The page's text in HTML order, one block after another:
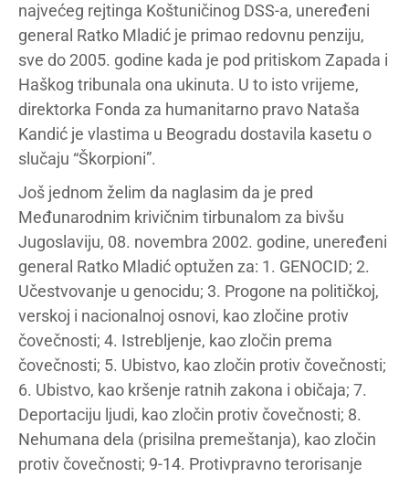
najvećeg rejtinga Koštuničinog DSS-a, uneređeni
general Ratko Mladić je primao redovnu penziju,
sve do 2005. godine kada je pod pritiskom Zapada i
Haškog tribunala ona ukinuta. U to isto vrijeme,
direktorka Fonda za humanitarno pravo Nataša
Kandić je vlastima u Beogradu dostavila kasetu o
slučaju “Škorpioni”.
Još jednom želim da naglasim da je pred
Međunarodnim krivičnim tirbunalom za bivšu
Jugoslaviju, 08. novembra 2002. godine, uneređeni
general Ratko Mladić optužen za: 1. GENOCID; 2.
Učestvovanje u genocidu; 3. Progone na političkoj,
verskoj i nacionalnoj osnovi, kao zločine protiv
čovečnosti; 4. Istrebljenje, kao zločin prema
čovečnosti; 5. Ubistvo, kao zločin protiv čovečnosti;
6. Ubistvo, kao kršenje ratnih zakona i običaja; 7.
Deportaciju ljudi, kao zločin protiv čovečnosti; 8.
Nehumana dela (prisilna premeštanja), kao zločin
protiv čovečnosti; 9-14. Protivpravno terorisanje